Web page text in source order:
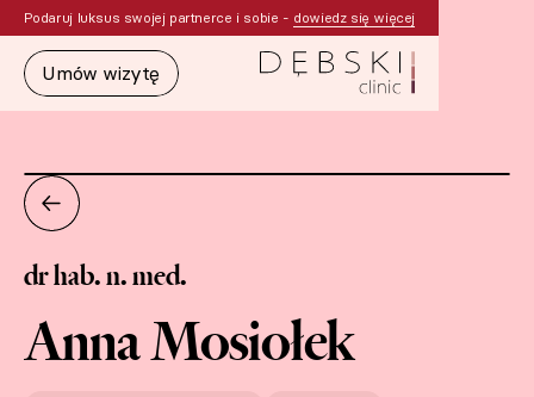
Podaruj luksus swojej partnerce i sobie - dowiedz się więcej
Umów wizytę
dr hab. n. med.
Anna Mosiołek